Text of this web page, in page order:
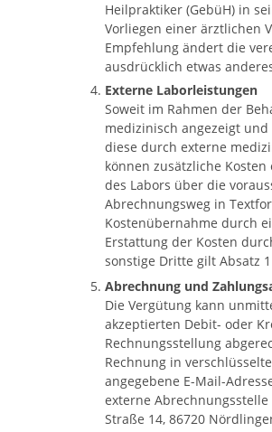
Heilpraktiker (GebüH) in
Vorliegen einer ärztlichen
Empfehlung ändert die
ausdrücklich etwas
Externe Laborleistungen
Soweit im Rahmen der
medizinisch angezeigt
diese durch externe
können zusätzliche
des Labors über die
Abrechnungsweg in
Kostenübernahme durch
Erstattung der Kosten
sonstige Dritte gilt Absatz
Abrechnung und
Die Vergütung kann
akzeptierten Debit- oder
Rechnungsstellung
Rechnung in
angegebene E-Mail-
externe Abrechnungsstelle
Straße 14, 86720